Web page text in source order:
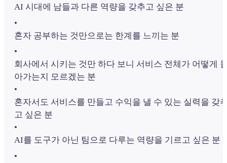
AI 시대에 남들과 다른 역량을 갖추고 싶은 분
•
혼자 공부하는 것만으로는 한계를 느끼는 분
•
회사에서 시키는 것만 하다 보니 서비스 전체가 어떻게
아가는지 모르겠는 분
•
혼자서도 서비스를 만들고 수익을 낼 수 있는 실력을 갖
고 싶은 분
•
AI를 도구가 아닌 팀으로 다루는 역량을 기르고 싶은 분
•